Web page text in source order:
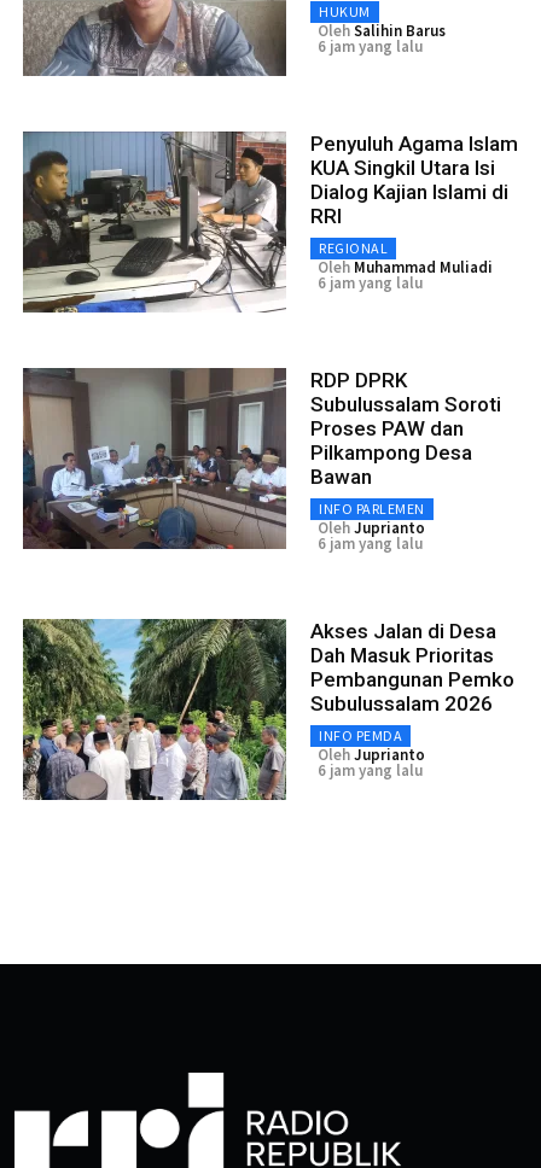
HUKUM
OlehSalihin Barus
6 jam yang lalu
Penyuluh Agama Islam
KUA Singkil Utara Isi
Dialog Kajian Islami di
RRI
REGIONAL
Oleh Muhammad Muliadi
6 jam yang lalu
RDP DPRK
Subulussalam Soroti
Proses PAW dan
Pilkampong Desa
Bawan
INFO PARLEMEN
OlehJuprianto
6 jam yang lalu
Akses Jalan di Desa
Dah Masuk Prioritas
Pembangunan Pemko
Subulussalam 2026
INFO PEMDA
OlehJuprianto
6 jam yang lalu